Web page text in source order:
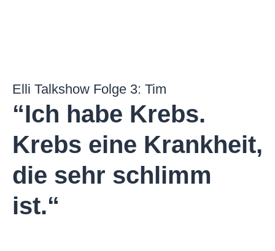
Elli Talkshow Folge 3: Tim
“Ich habe Krebs.
Krebs eine Krankheit,
die sehr schlimm
ist.“